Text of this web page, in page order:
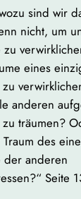
sind wir
nicht, um
zu
eines
zu
anderen
träumen?
des
der anderen
Seite